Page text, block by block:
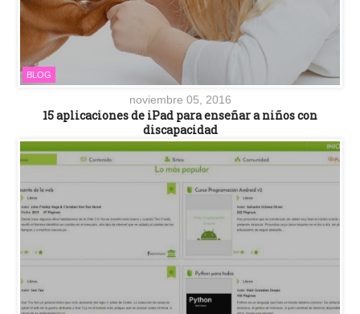
BLOG
noviembre 05, 2016
15 aplicaciones de iPad para enseñar a niños con
discapacidad